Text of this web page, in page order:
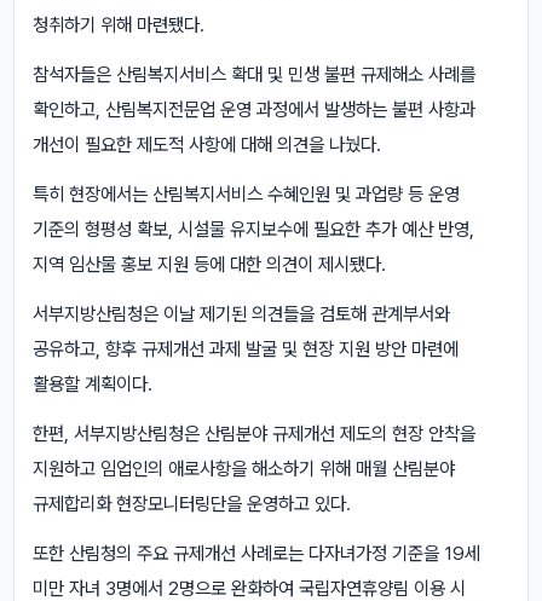
청취하기 위해 마련됐다.
참석자들은 산림복지서비스 확대 및 민생 불편 규제해소 사례를
확인하고, 산림복지전문업 운영 과정에서 발생하는 불편 사항과
개선이 필요한 제도적 사항에 대해 의견을 나눴다.
특히 현장에서는 산림복지서비스 수혜인원 및 과업량 등 운영
기준의 형평성 확보, 시설물 유지보수에 필요한 추가 예산 반영,
지역 임산물 홍보 지원 등에 대한 의견이 제시됐다.
서부지방산림청은 이날 제기된 의견들을 검토해 관계부서와
공유하고, 향후 규제개선 과제 발굴 및 현장 지원 방안 마련에
활용할 계획이다.
한편, 서부지방산림청은 산림분야 규제개선 제도의 현장 안착을
지원하고 임업인의 애로사항을 해소하기 위해 매월 산림분야
규제합리화 현장모니터링단을 운영하고 있다.
또한 산림청의 주요 규제개선 사례로는 다자녀가정 기준을 19세
미만 자녀 3명에서 2명으로 완화하여 국립자연휴양림 이용 시